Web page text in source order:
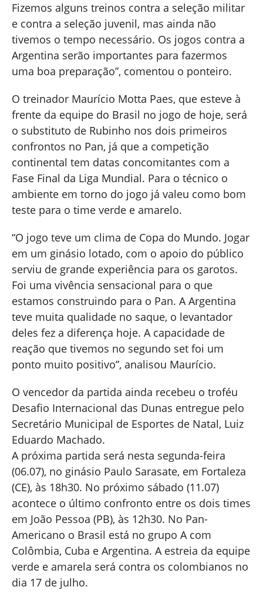
Fizemos alguns treinos contra a seleção militar
e contra a seleção juvenil, mas ainda não
tivemos o tempo necessário. Os jogos contra a
Argentina serão importantes para fazermos
uma boa preparação”, comentou o ponteiro.
O treinador Maurício Motta Paes, que esteve à
frente da equipe do Brasil no jogo de hoje, será
o substituto de Rubinho nos dois primeiros
confrontos no Pan, já que a competição
continental tem datas concomitantes com a
Fase Final da Liga Mundial. Para o técnico o
ambiente em torno do jogo já valeu como bom
teste para o time verde e amarelo.
“O jogo teve um clima de Copa do Mundo. Jogar
em um ginásio lotado, com o apoio do público
serviu de grande experiência para os garotos.
Foi uma vivência sensacional para o que
estamos construindo para o Pan. A Argentina
teve muita qualidade no saque, o levantador
deles fez a diferença hoje. A capacidade de
reação que tivemos no segundo set foi um
ponto muito positivo”, analisou Maurício.
O vencedor da partida ainda recebeu o troféu
Desafio Internacional das Dunas entregue pelo
Secretário Municipal de Esportes de Natal, Luiz
Eduardo Machado.
A próxima partida será nesta segunda-feira
(06.07), no ginásio Paulo Sarasate, em Fortaleza
(CE), às 18h30. No próximo sábado (11.07)
acontece o último confronto entre os dois times
em João Pessoa (PB), às 12h30. No Pan-
Americano o Brasil está no grupo A com
Colômbia, Cuba e Argentina. A estreia da equipe
verde e amarela será contra os colombianos no
dia 17 de julho.